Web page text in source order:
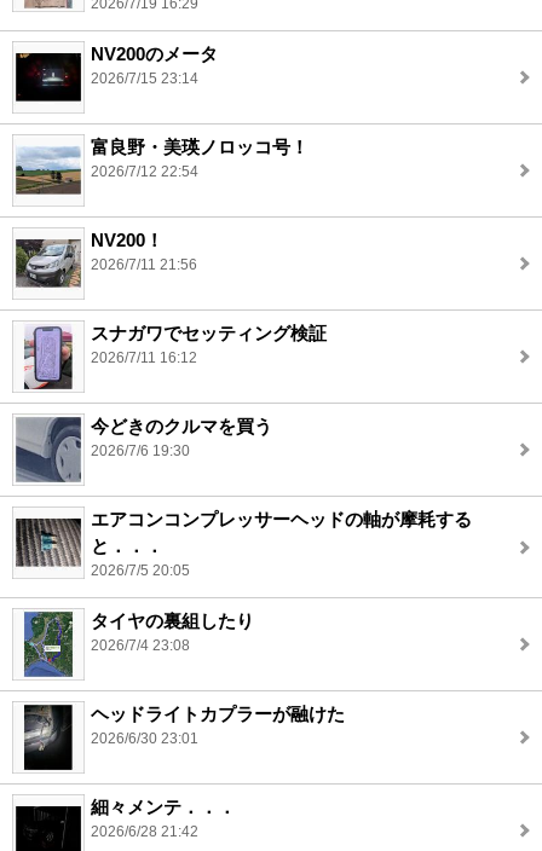
2026/7/19 16:29
NV200のメータ
2026/7/15 23:14
富良野・美瑛ノロッコ号！
2026/7/12 22:54
NV200！
2026/7/11 21:56
スナガワでセッティング検証
2026/7/11 16:12
今どきのクルマを買う
2026/7/6 19:30
エアコンコンプレッサーヘッドの軸が摩耗する
と．．．
2026/7/5 20:05
タイヤの裏組したり
2026/7/4 23:08
ヘッドライトカプラーが融けた
2026/6/30 23:01
細々メンテ．．．
2026/6/28 21:42